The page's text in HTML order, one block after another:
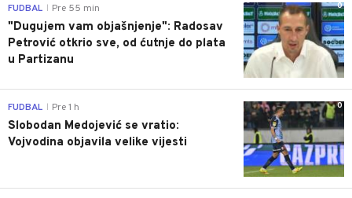
0
FUDBAL Pre 55 min
"Dugujem vam objašnjenje": Radosav
Petrović otkrio sve, od ćutnje do plata
u Partizanu
0
FUDBAL Pre 1 h
Slobodan Medojević se vratio:
Vojvodina objavila velike vijesti